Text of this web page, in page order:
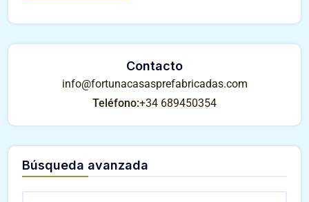
Contacto
info@fortunacasasprefabricadas.com
Teléfono:+34 689450354
Búsqueda avanzada